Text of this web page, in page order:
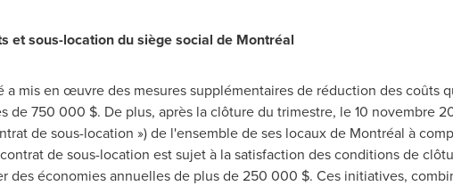
et sous-location du siège social de Montréal
a mis en œuvre des mesures supplémentaires de réduction des coûts
de 750 000 $. De plus, après la clôture du trimestre, le 10 novembre
de sous-location ») de l'ensemble de ses locaux de Montréal à
de sous-location est sujet à la satisfaction des conditions de
des économies annuelles de plus de 250 000 $. Ces initiatives,